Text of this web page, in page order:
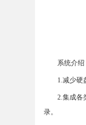
系统介绍
1.减少硬
2.集成各
录。